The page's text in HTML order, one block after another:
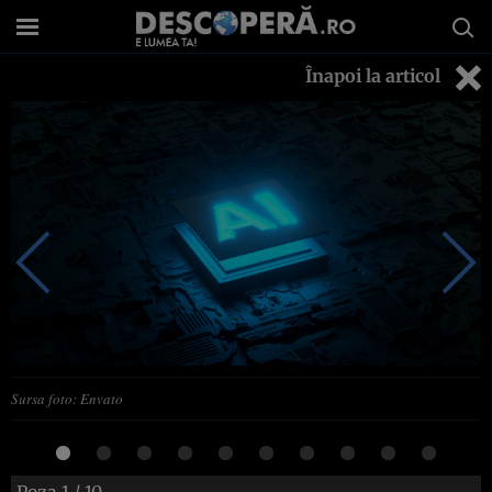
Înapoi la articol
Sursa foto: Envato